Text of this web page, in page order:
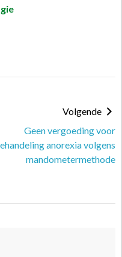
Volgende
Geen vergoeding voor
anorexia volgens
mandometermethode